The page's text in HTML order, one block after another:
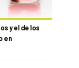
y el de los
en